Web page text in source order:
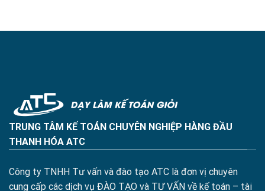
TRUNG TÂM KẾ TOÁN CHUYÊN NGHIỆP HÀNG ĐẦU
THANH HÓA ATC
Công ty TNHH Tư vấn và đào tạo ATC là đơn vị chuyên
cung cấp các dịch vụ ĐÀO TẠO và TƯ VẤN về kế toán – tài